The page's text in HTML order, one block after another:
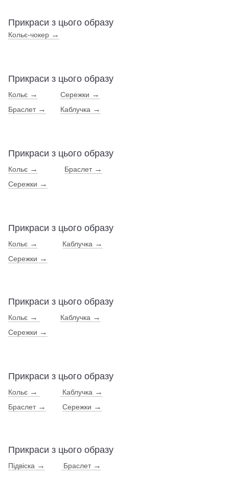
Прикраси з цього образу
Кольє-чокер →
Прикраси з цього образу
Кольє → Сережки →
Браслет → Каблучка →
Прикраси з цього образу
Кольє → Браслет →
Сережки →
Прикраси з цього образу
Кольє → Каблучка →
Сережки →
Прикраси з цього образу
Кольє → Каблучка →
Сережки →
Прикраси з цього образу
Кольє → Каблучка →
Браслет → Сережки →
Прикраси з цього образу
Підвіска → Браслет →